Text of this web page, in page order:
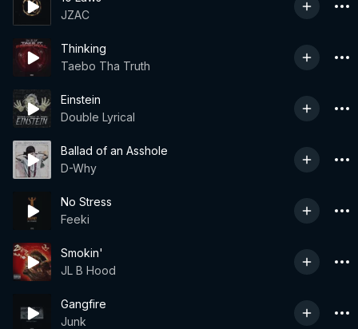
JZAC
Thinking
Taebo Tha Truth
Einstein
Double Lyrical
Ballad of an Asshole
D-Why
No Stress
Feeki
Smokin'
JL B Hood
Gangfire
Junk